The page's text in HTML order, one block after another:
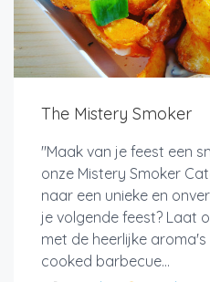
The Mistery Smoker
"Maak van je feest een
onze Mistery Smoker
naar een unieke en
je volgende feest? Laat
met de heerlijke
cooked barbecue...